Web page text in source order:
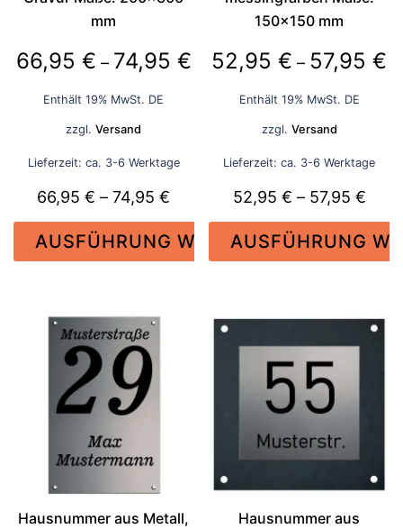
werden
werden
mm
66,95 € – 74,95 €Preisspanne:
Enthält 19% MwSt. DE
zzgl.Versand
Lieferzeit: ca. 3-6 Werktage
66,95€ –74,95€ Preisspanne:
66,95 €
bis
AUSFÜHRUNG WÄHLEN
weist
mehrere
Varianten
auf.
Optionen
können
auf
der
150×150 mm
52,95€ – 57,95€
Enthält 19% MwSt. DE
zzgl. Versand
Lieferzeit: ca. 3-6 Werktage
52,95 € – 57,95 €
bis
AUSFÜHRUNG
mehrere
Varianten
auf.
Optionen
auf
der
Hausnummer aus Metall,
Hausnummer aus